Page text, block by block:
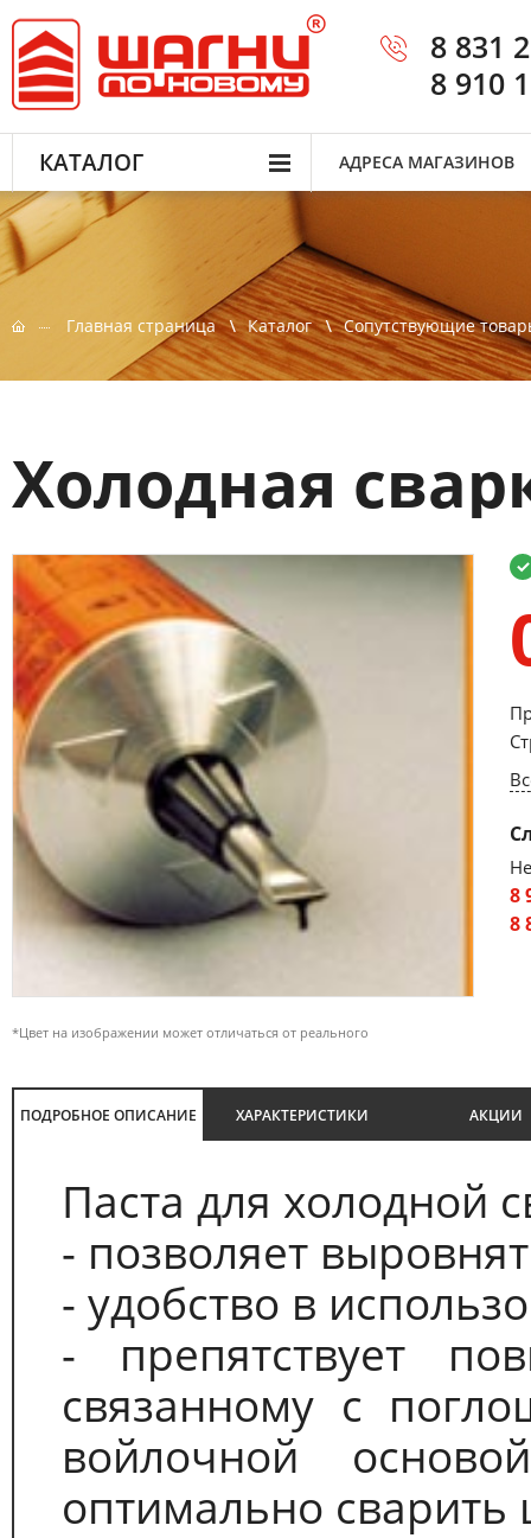
8 831
8 910
КАТАЛОГ АДРЕСА МАГАЗИНОВ
Главная страница Каталог Сопутствующие
Холодная
*Цвет на изображении может отличаться от реального
8
8
ПОДРОБНОЕ ОПИСАНИЕ ХАРАКТЕРИСТИКИ АКЦИИ
Паста для холодной
- позволяет
- удобство в
- препятствует
связанному с
войлочной
оптимально сварить